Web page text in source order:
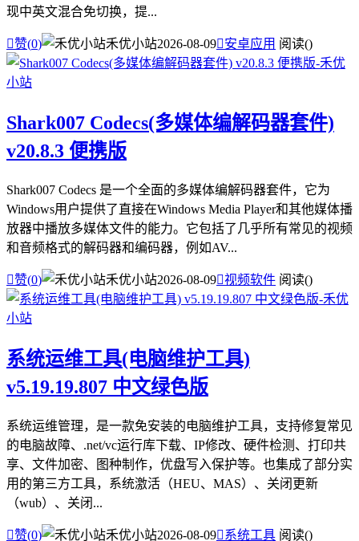
现中英文混合免切换，提...
赞(0) 禾优小站2026-08-09安卓应用 阅读()
Shark007 Codecs(多媒体编解码器套件)
v20.8.3 便携版
Shark007 Codecs 是一个全面的多媒体编解码器套件，它为
Windows用户提供了直接在Windows Media Player和其他媒体播
放器中播放多媒体文件的能力。它包括了几乎所有常见的视频
和音频格式的解码器和编码器，例如AV...
赞(0) 禾优小站2026-08-09视频软件 阅读()
系统运维工具(电脑维护工具)
v5.19.19.807 中文绿色版
系统运维管理，是一款免安装的电脑维护工具，支持修复常见
的电脑故障、.net/vc运行库下载、IP修改、硬件检测、打印共
享、文件加密、图种制作，优盘写入保护等。也集成了部分实
用的第三方工具，系统激活（HEU、MAS）、关闭更新
（wub）、关闭...
赞(0) 禾优小站2026-08-09系统工具 阅读()